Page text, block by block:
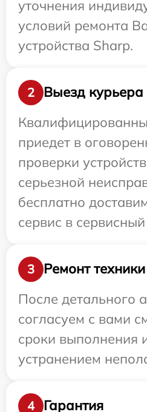
уточнения
условий ремонта
устройства Sharp.
2
Выезд курьера
приедет в
проверки
серьезной
бесплатно
сервис в
3
Ремонт техники
После детального
согласуем с вами
сроки выполнения
устранением
4 Гарантия